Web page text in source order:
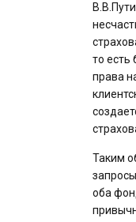
то есть
права
Таким
оба